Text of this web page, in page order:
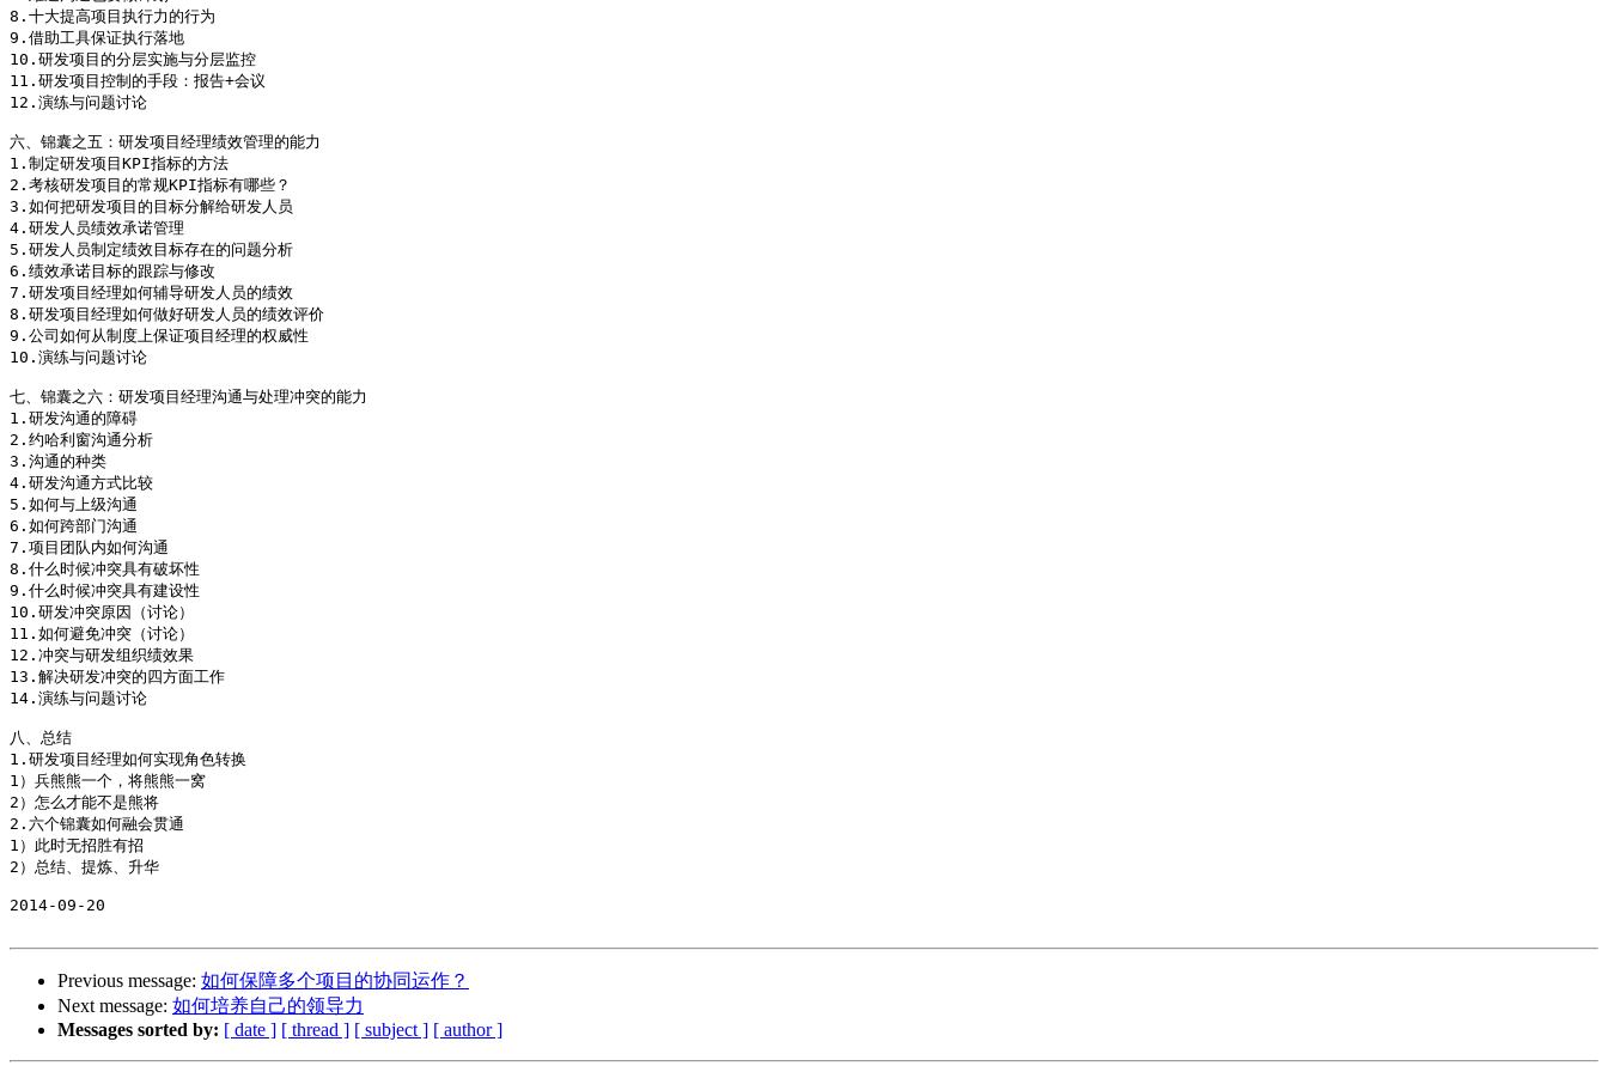
8.十大提高项目执行力的行为
9.借助工具保证执行落地
10.研发项目的分层实施与分层监控
11.研发项目控制的手段：报告+会议
12.演练与问题讨论
六、锦囊之五：研发项目经理绩效管理的能力
1.制定研发项目KPI指标的方法
2.考核研发项目的常规KPI指标有哪些？
3.如何把研发项目的目标分解给研发人员
4.研发人员绩效承诺管理
5.研发人员制定绩效目标存在的问题分析
6.绩效承诺目标的跟踪与修改
7.研发项目经理如何辅导研发人员的绩效
8.研发项目经理如何做好研发人员的绩效评价
9.公司如何从制度上保证项目经理的权威性
10.演练与问题讨论
七、锦囊之六：研发项目经理沟通与处理冲突的能力
1.研发沟通的障碍
2.约哈利窗沟通分析
3.沟通的种类
4.研发沟通方式比较
5.如何与上级沟通
6.如何跨部门沟通
7.项目团队内如何沟通
8.什么时候冲突具有破坏性
9.什么时候冲突具有建设性
10.研发冲突原因（讨论）
11.如何避免冲突（讨论）
12.冲突与研发组织绩效果
13.解决研发冲突的四方面工作
14.演练与问题讨论
八、总结
1.研发项目经理如何实现角色转换
1）兵熊熊一个，将熊熊一窝
2）怎么才能不是熊将
2.六个锦囊如何融会贯通
1）此时无招胜有招
2）总结、提炼、升华
2014-09-20
Previous message: 如何保障多个项目的协同运作？
Next message: 如何培养自己的领导力
Messages sorted by: [ date ] [ thread ] [ subject ] [ author ]